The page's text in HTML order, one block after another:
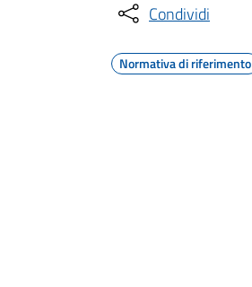
Condividi
Normativa di riferimento